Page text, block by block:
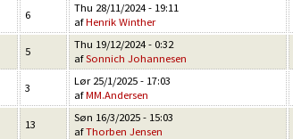
6
Thu 28/11/2024 - 19:11
afHenrik Winther
5
Thu 19/12/2024 - 0:32
afSonnich Johannesen
3
Lør 25/1/2025 - 17:03
afMM.Andersen
13
Søn 16/3/2025 - 15:03
afThorben Jensen